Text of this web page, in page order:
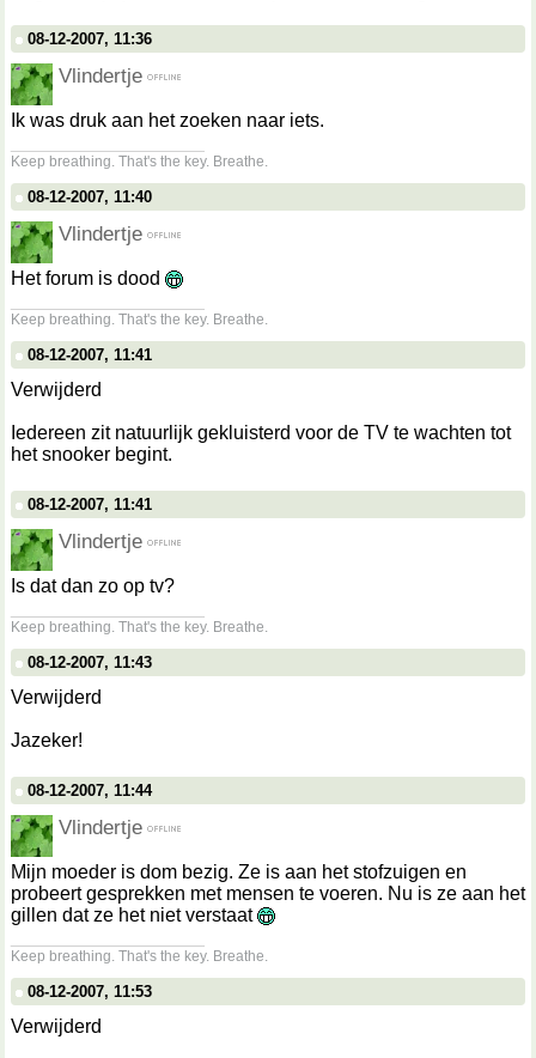
08-12-2007, 11:36
Vlindertje
Ik was druk aan het zoeken naar iets.
Keep breathing. That's the key. Breathe.
08-12-2007, 11:40
Vlindertje
Het forum is dood
Keep breathing. That's the key. Breathe.
08-12-2007, 11:41
Verwijderd
Iedereen zit natuurlijk gekluisterd voor de TV te wachten tot
het snooker begint.
08-12-2007, 11:41
Vlindertje
Is dat dan zo op tv?
Keep breathing. That's the key. Breathe.
08-12-2007, 11:43
Verwijderd
Jazeker!
08-12-2007, 11:44
Vlindertje
Mijn moeder is dom bezig. Ze is aan het stofzuigen en
probeert gesprekken met mensen te voeren. Nu is ze aan het
gillen dat ze het niet verstaat
Keep breathing. That's the key. Breathe.
08-12-2007, 11:53
Verwijderd